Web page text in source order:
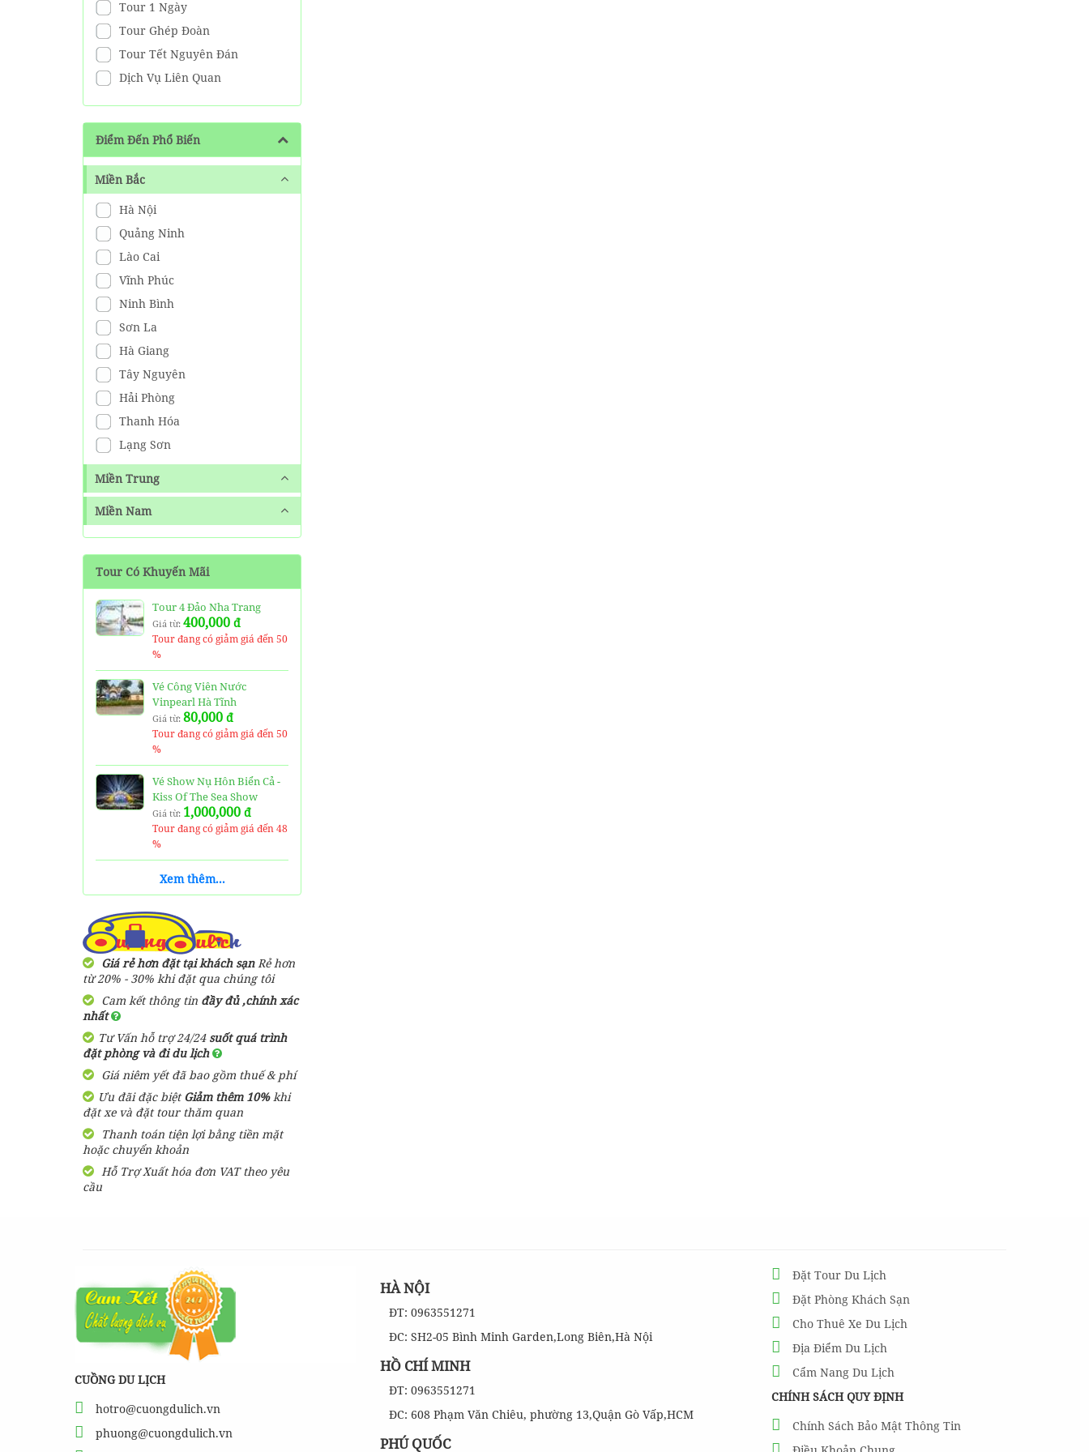
Tour 1 Ngày
Tour Ghép Đoàn
Tour Tết Nguyên Đán
Dịch Vụ Liên Quan
Điểm Đến Phổ Biến
Miền Bắc
Hà Nội
Quảng Ninh
Lào Cai
Vĩnh Phúc
Ninh Bình
Sơn La
Hà Giang
Tây Nguyên
Hải Phòng
Thanh Hóa
Lạng Sơn
Miền Trung
Miền Nam
Tour Có Khuyến Mãi
Tour 4 Đảo Nha Trang
Giá từ: 400,000 đ
Tour đang có giảm giá đến 50
%
Vé Công Viên Nước
Vinpearl Hà Tĩnh
Giá từ: 80,000 đ
Tour đang có giảm giá đến 50
%
Vé Show Nụ Hôn Biển Cả -
Kiss Of The Sea Show
Giá từ: 1,000,000 đ
Tour đang có giảm giá đến 48
%
Vé Thuỷ Cung Time City -
Vinpearl Aquarium Ticket
Tour đang có giảm giá đến 41
%
Vé Cáp Treo Núi Bà Đen
250,000đ
Tour đang có giảm giá đến 40
Tour 4 đảo Phú Quốc 1
Giá từ: 820,000đ
Tour đang có giảm giá đến 39
%
BẢNG GIÁ Vé United
hiện nay
Giá từ: 800,000
Tour đang có giảm giá đến 31
%
BẢNG GIÁ Vé Grand World
Phú Quốc RẺ NHẤT HIỆN
Giá từ:
%
Vé VinWonders Và Safari
Xem thêm...
Giá rẻ hơn đặt tại khách sạnRẻ hơn
từ 20% - 30% khi đặt qua chúng tôi
Cam kết thông tin đầy đủ ,chính xác
nhất
Tư Vấn hỗ trợ 24/24 suốt quá trình
đặt phòng và đi du lịch
Giá niêm yết đã bao gồm thuế & phí
Ưu đãi đặc biệtGiảm thêm 10%khi
đặt xe và đặt tour thăm quan
Thanh toán tiện lợi bằng tiền mặt
hoặc chuyển khoản
Hỗ Trợ Xuất hóa đơn VAT theo yêu
cầu
CUỒNG DU LỊCH
hotro@cuongdulich.vn
phuong@cuongdulich.vn
HÀ NỘI
ĐT: 0963551271
ĐC: SH2-05 Bình Minh Garden,Long Biên,Hà Nội
HỒ CHÍ MINH
ĐT: 0963551271
ĐC: 608 Phạm Văn Chiêu, phường 13,Quận Gò Vấp,HCM
PHÚ QUỐC
Đặt Tour Du Lịch
Đặt Phòng Khách Sạn
Cho Thuê Xe Du Lịch
Địa Điểm Du Lịch
Cẩm Nang Du Lịch
CHÍNH SÁCH QUY ĐỊNH
Chính Sách Bảo Mật Thông Tin